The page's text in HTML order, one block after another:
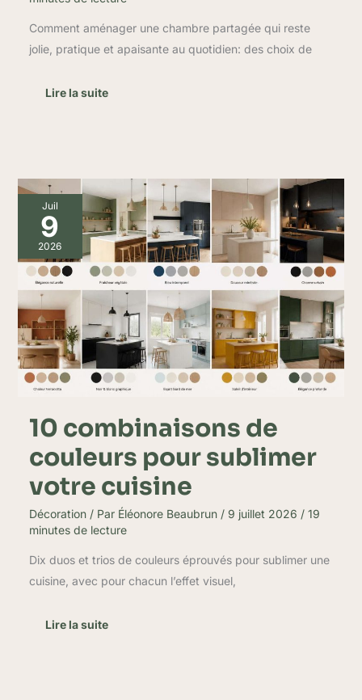
Comment aménager une chambre partagée qui reste
jolie, pratique et apaisante au quotidien: des choix de
Lire la suite
Juil
9
2026
10 combinaisons de
couleurs pour sublimer
votre cuisine
Décoration/ Par Éléonore Beaubrun / 9 juillet 2026 / 19
minutes de lecture
Dix duos et trios de couleurs éprouvés pour sublimer une
cuisine, avec pour chacun l’effet visuel,
10
combinaisons
de
couleurs
pour
sublimer
votre
cuisine
Lire la suite